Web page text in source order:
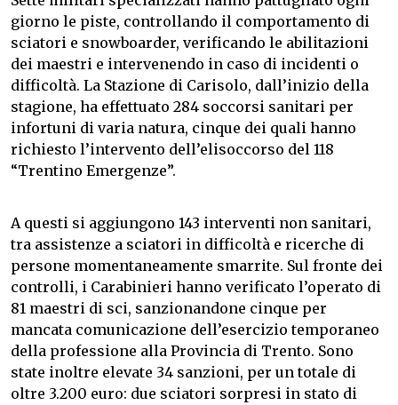
giorno le piste, controllando il comportamento di
sciatori e snowboarder, verificando le abilitazioni
dei maestri e intervenendo in caso di incidenti o
difficoltà. La Stazione di Carisolo, dall’inizio della
stagione, ha effettuato 284 soccorsi sanitari per
infortuni di varia natura, cinque dei quali hanno
richiesto l’intervento dell’elisoccorso del 118
“Trentino Emergenze”.
A questi si aggiungono 143 interventi non sanitari,
tra assistenze a sciatori in difficoltà e ricerche di
persone momentaneamente smarrite. Sul fronte dei
controlli, i Carabinieri hanno verificato l’operato di
81 maestri di sci, sanzionandone cinque per
mancata comunicazione dell’esercizio temporaneo
della professione alla Provincia di Trento. Sono
state inoltre elevate 34 sanzioni, per un totale di
oltre 3.200 euro: due sciatori sorpresi in stato di